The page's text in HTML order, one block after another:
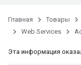
Главная Товары
Web Services
Эта информация